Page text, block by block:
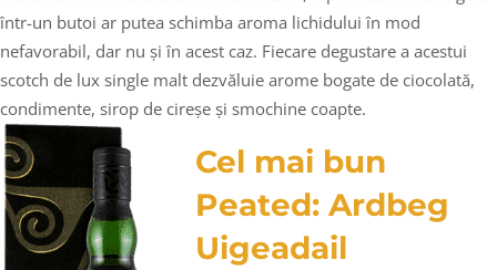
într-un butoi ar putea schimba aroma lichidului în mod
nefavorabil, dar nu și în acest caz. Fiecare degustare a acestui
scotch de lux single malt dezvăluie arome bogate de ciocolată,
condimente, sirop de cireșe și smochine coapte.
Cel mai bun
Peated: Ardbeg
Uigeadail